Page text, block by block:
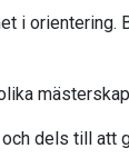
i orientering.
dels till att